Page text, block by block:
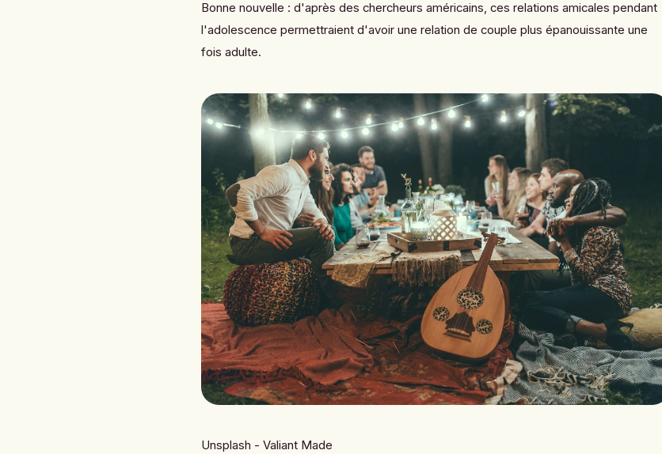
Bonne nouvelle : d'après des chercheurs américains, ces relations amicales pendant
l'adolescence permettraient d'avoir une relation de couple plus épanouissante une
fois adulte.
Unsplash - Valiant Made